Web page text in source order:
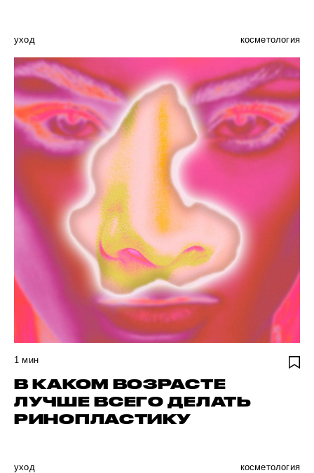
уход косметология
1 мин
В КАКОМ ВОЗРАСТЕ
ЛУЧШЕ ВСЕГО ДЕЛАТЬ
РИНОПЛАСТИКУ
уход косметология